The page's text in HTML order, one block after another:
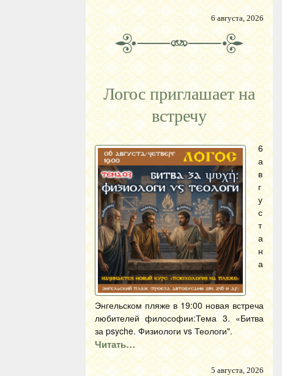
6 августа, 2026
Логос приглашает на
встречу
6
а
в
г
у
с
т
а
н
а
Энгельском пляже в 19:00 новая встреча
любителей философии:Тема 3. «Битва
за psyche. Физиологи vs Теологи".
Читать…
5 августа, 2026